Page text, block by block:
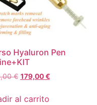
Hyaluron Pen
€ 179,00€
al carrito